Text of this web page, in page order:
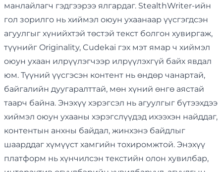
манлайлагч гэдгээрээ ялгардаг. StealthWriter-ийн
гол зорилго нь хиймэл оюун ухаанаар үүсгэгдсэн
агуулгыг хүнийхтэй төстэй текст болгон хувиргаж,
түүнийг Originality, Cudekai гэх мэт ямар ч хиймэл
оюун ухаан илрүүлэгчээр илрүүлэхгүй байх явдал
юм. Түүний үүсгэсэн контент нь өндөр чанартай,
байгалийн дуугаралттай, мөн хүний ​​өнгө аястай
таарч байна. Энэхүү хэрэгсэл нь агуулгыг бүтээхдээ
хиймэл оюун ухааны хэрэгслүүдэд ихээхэн найддаг,
контентын анхны байдал, жинхэнэ байдлыг
шаарддаг хүмүүст хамгийн тохиромжтой. Энэхүү
платформ нь хүнчилсэн текстийн олон хувилбар,